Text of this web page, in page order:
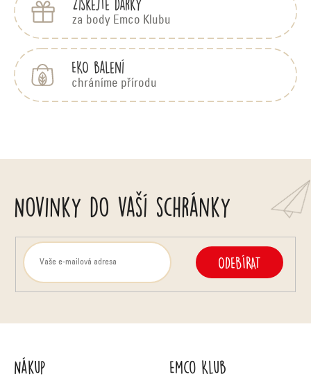
za body Emco Klubu
EKO balení
chráníme přírodu
Novinky do vaší schránky
ODEBÍRAT
Nákup Emco Klub